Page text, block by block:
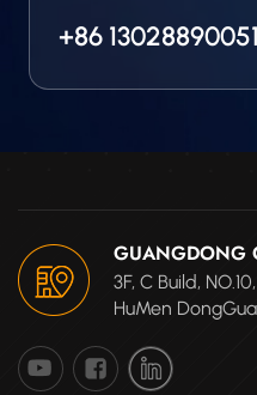
+86 13028890051
GUANGDONG
3F, C Build,
HuMen